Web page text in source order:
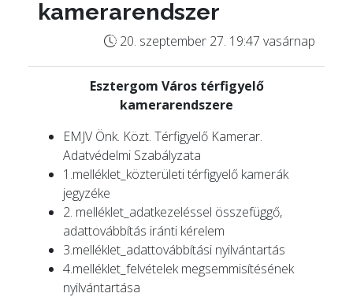
kamerarendszer
20. szeptember 27. 19:47 vasárnap
Esztergom Város térfigyelő
kamerarendszere
EMJV Önk. Közt. Térfigyelő Kamerar.
Adatvédelmi Szabályzata
1.melléklet_közterületi térfigyelő kamerák
jegyzéke
2. melléklet_adatkezeléssel összefüggő,
adattovábbítás iránti kérelem
3.melléklet_adattovábbítási nyilvántartás
4.melléklet_felvételek megsemmisítésének
nyilvántartása